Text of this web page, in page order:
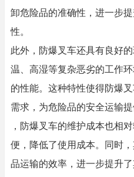
卸危险品的准确性，进一步
性。
此外，防爆叉车还具有良好
温、高湿等复杂恶劣的工作
的性能。这种特性使得防爆
需求，为危险品的安全运输提
，防爆叉车的维护成本也相
便，降低了使用成本。同时
品运输的效率，进一步提升了